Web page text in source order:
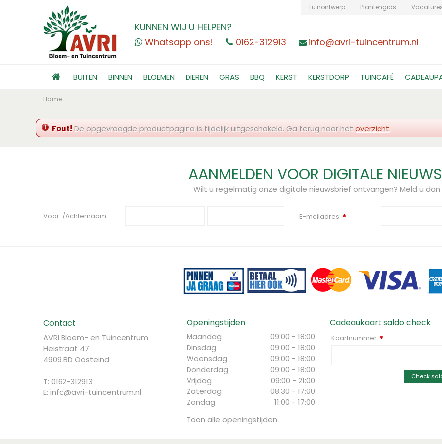
Home
KUNNEN WIJ U HELPEN?
Whatsapp ons!
0162-312913 info@avri-tuincentrum.nl
Tuinontwerp Plantengids Vacatures
BUITEN BINNEN BLOEMEN DIEREN GRAS BBQ KERST KERSTDORP TUINCAFÉ
Fout!De opgevraagde productpagina is tijdelijk uitgeschakeld. Ga terug naar hetoverzicht.
AANMELDEN VOOR DIGITALE
Wilt u regelmatig onze digitale nieuwsbrief ontvangen? Meld u dan
Voor-/Achternaam: E-mailadres: *
Contact
AVRI Bloem- en Tuincentrum
Heistraat 47
4909 BD Oosteind
T: 0162-312913
E: info@avri-tuincentrum.nl
Openingstijden
Maandag
09:00 - 18:00
Dinsdag
09:00 - 18:00
Woensdag
09:00 - 18:00
Donderdag
09:00 - 18:00
Vrijdag
09:00 - 21:00
Zaterdag
08:30 - 17:00
Zondag
11:00 - 17:00
Toon alle openingstijden
Cadeaukaart saldo check
Kaartnummer: *
Check